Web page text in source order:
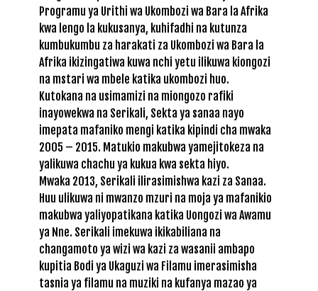
Programu ya Urithi wa Ukombozi wa Bara la Afrika
kwa lengo la kukusanya, kuhifadhi na kutunza
kumbukumbu za harakati za Ukombozi wa Bara la
Afrika ikizingatiwa kuwa nchi yetu ilikuwa kiongozi
na mstari wa mbele katika ukombozi huo.
Kutokana na usimamizi na miongozo rafiki
inayowekwa na Serikali, Sekta ya sanaa nayo
imepata mafaniko mengi katika kipindi cha mwaka
2005 – 2015. Matukio makubwa yamejitokeza na
yalikuwa chachu ya kukua kwa sekta hiyo.
Mwaka 2013, Serikali ilirasimishwa kazi za Sanaa.
Huu ulikuwa ni mwanzo mzuri na moja ya mafanikio
makubwa yaliyopatikana katika Uongozi wa Awamu
ya Nne. Serikali imekuwa ikikabiliana na
changamoto ya wizi wa kazi za wasanii ambapo
kupitia Bodi ya Ukaguzi wa Filamu imerasimisha
tasnia ya filamu na muziki na kufanya mazao ya